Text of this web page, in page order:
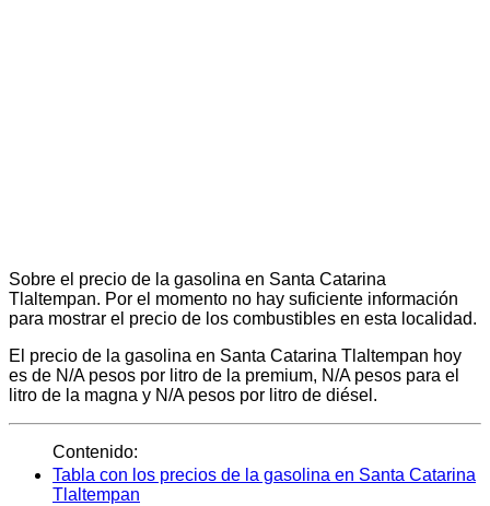
Sobre el precio de la gasolina en Santa Catarina
Tlaltempan. Por el momento no hay suficiente información
para mostrar el precio de los combustibles en esta localidad.
El precio de la gasolina en Santa Catarina Tlaltempan hoy
es de N/A pesos por litro de la premium, N/A pesos para el
litro de la magna y N/A pesos por litro de diésel.
Contenido:
Tabla con los precios de la gasolina en Santa Catarina
Tlaltempan